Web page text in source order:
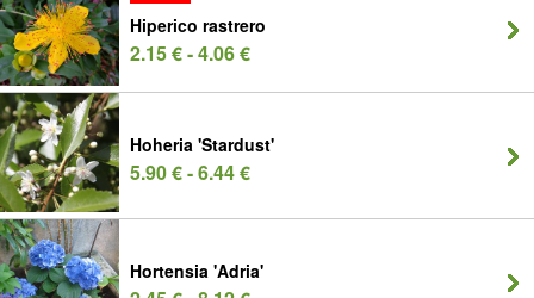
Hiperico rastrero
2.15 € - 4.06 €
Hoheria 'Stardust'
5.90 € - 6.44 €
Hortensia 'Adria'